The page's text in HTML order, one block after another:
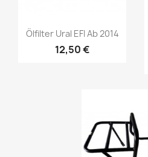
Ölfilter Ural EFI Ab 2014
12,50 €